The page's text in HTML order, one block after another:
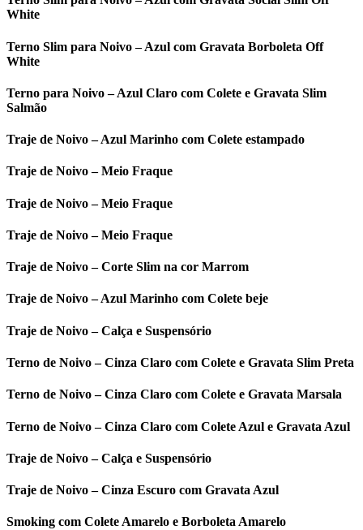
White
Terno Slim para Noivo – Azul com Gravata Borboleta Off
White
Terno para Noivo – Azul Claro com Colete e Gravata Slim
Salmão
Traje de Noivo – Azul Marinho com Colete estampado
Traje de Noivo – Meio Fraque
Traje de Noivo – Meio Fraque
Traje de Noivo – Meio Fraque
Traje de Noivo – Corte Slim na cor Marrom
Traje de Noivo – Azul Marinho com Colete beje
Traje de Noivo – Calça e Suspensório
Terno de Noivo – Cinza Claro com Colete e Gravata Slim Preta
Terno de Noivo – Cinza Claro com Colete e Gravata Marsala
Terno de Noivo – Cinza Claro com Colete Azul e Gravata Azul
Traje de Noivo – Calça e Suspensório
Traje de Noivo – Cinza Escuro com Gravata Azul
Smoking com Colete Amarelo e Borboleta Amarelo